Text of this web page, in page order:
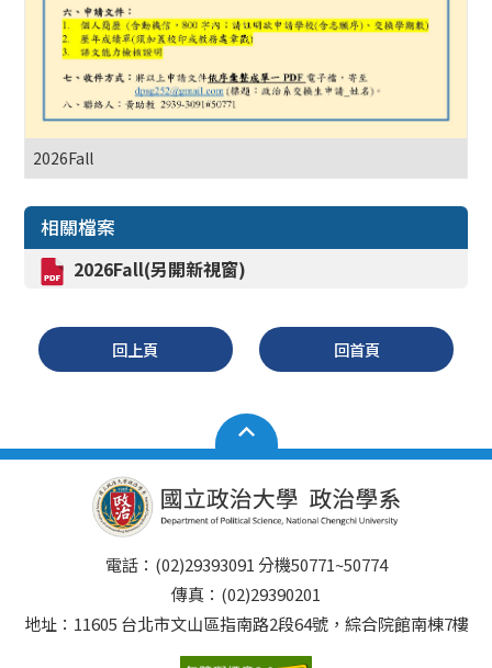
2026Fall
相關檔案
2026Fall(另開新視窗)
回上頁 回首頁
電話：(02)29393091 分機50771~50774
傳真：(02)29390201
地址：11605 台北市文山區指南路2段64號，綜合院館南棟7樓